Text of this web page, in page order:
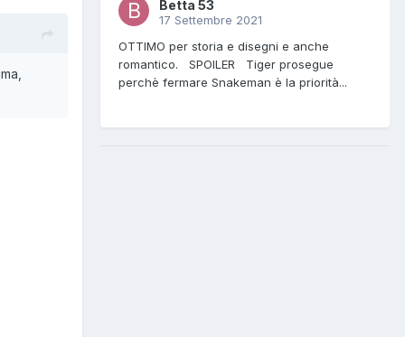
Betta 53
17 Settembre 2021
OTTIMO per storia e disegni e anche
romantico. SPOILER Tiger prosegue
perchè fermare Snakeman è la priorità...